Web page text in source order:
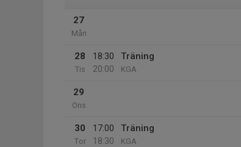
27
Mån
28
Tis
18:30
20:00
Träning
KGA
29
Ons
30
Tor
17:00
18:30
Träning
KGA